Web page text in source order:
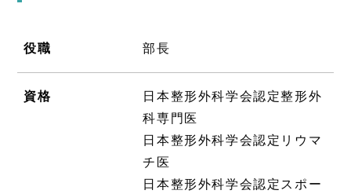
役職 部長
資格
日本整形外科学会認定整形外
科専門医
日本整形外科学会認定リウマ
チ医
日本整形外科学会認定スポー